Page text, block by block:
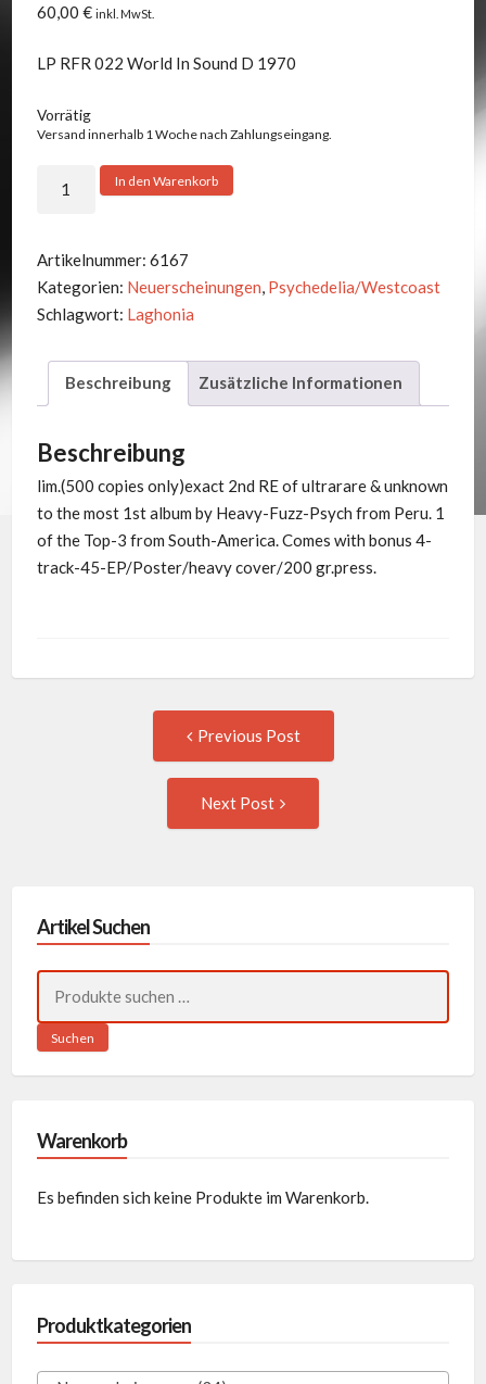
60,00 € inkl. MwSt.
LP RFR 022 World In Sound D 1970
Vorrätig
Versand innerhalb 1 Woche nach Zahlungseingang.
Menge
In den Warenkorb
Artikelnummer: 6167
Kategorien: Neuerscheinungen, Psychedelia/Westcoast
Schlagwort: Laghonia
Beschreibung Zusätzliche Informationen
Beschreibung
lim.(500 copies only)exact 2nd RE of ultrarare & unknown
to the most 1st album by Heavy-Fuzz-Psych from Peru. 1
of the Top-3 from South-America. Comes with bonus 4-
track-45-EP/Poster/heavy cover/200 gr.press.
navigation
Previous Post
Next Post
Artikel Suchen
nach:
Suchen
Warenkorb
Es befinden sich keine Produkte im Warenkorb.
Produktkategorien